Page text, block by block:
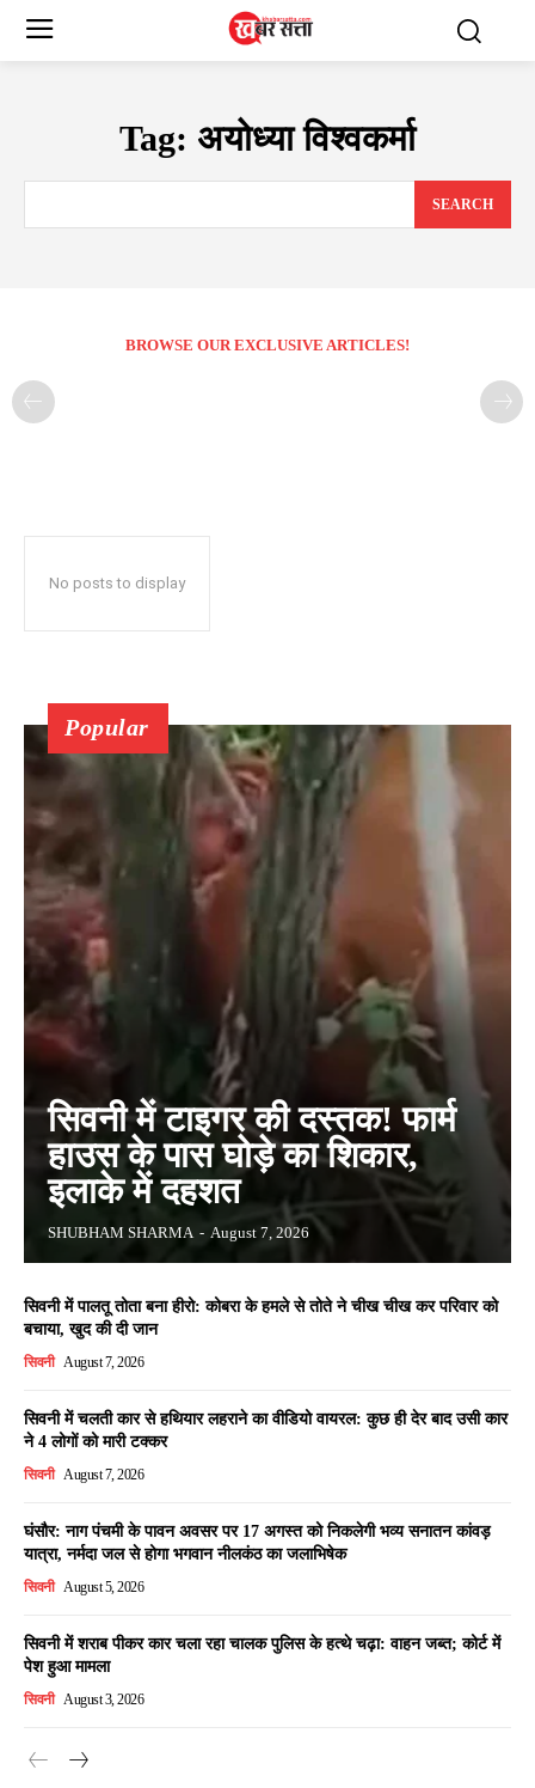
Tag: अयोध्या विश्वकर्मा
SEARCH
BROWSE OUR EXCLUSIVE ARTICLES!
No posts to display
Popular
सिवनी में टाइगर की दस्तक! फार्म
हाउस के पास घोड़े का शिकार,
इलाके में दहशत
SHUBHAM SHARMA - August 7, 2026
सिवनी में पालतू तोता बना हीरो: कोबरा के हमले से तोते ने चीख चीख कर परिवार को
बचाया, खुद की दी जान
सिवनी August 7, 2026
सिवनी में चलती कार से हथियार लहराने का वीडियो वायरल: कुछ ही देर बाद उसी कार
ने 4 लोगों को मारी टक्कर
सिवनी August 7, 2026
घंसौर: नाग पंचमी के पावन अवसर पर 17 अगस्त को निकलेगी भव्य सनातन कांवड़
यात्रा, नर्मदा जल से होगा भगवान नीलकंठ का जलाभिषेक
सिवनी August 5, 2026
सिवनी में शराब पीकर कार चला रहा चालक पुलिस के हत्थे चढ़ा: वाहन जब्त; कोर्ट में
पेश हुआ मामला
सिवनी August 3, 2026